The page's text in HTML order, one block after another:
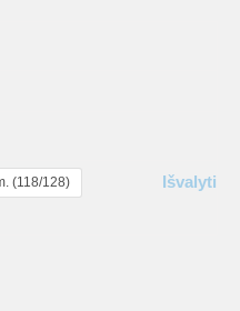
(118/128)
Išvalyti